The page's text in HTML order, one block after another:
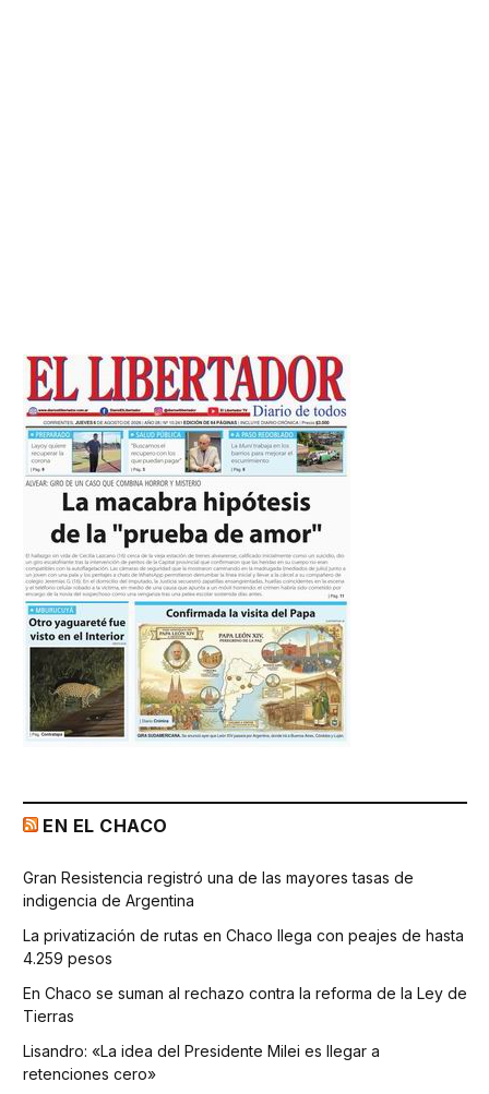
EN EL CHACO
Gran Resistencia registró una de las mayores tasas de
indigencia de Argentina
La privatización de rutas en Chaco llega con peajes de hasta
4.259 pesos
En Chaco se suman al rechazo contra la reforma de la Ley de
Tierras
Lisandro: «La idea del Presidente Milei es llegar a
retenciones cero»